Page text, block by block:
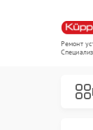
Ремонт